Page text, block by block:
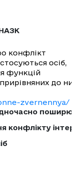
конфлікт
осіб,
функцій
до них
zvernennya/
конфлікту